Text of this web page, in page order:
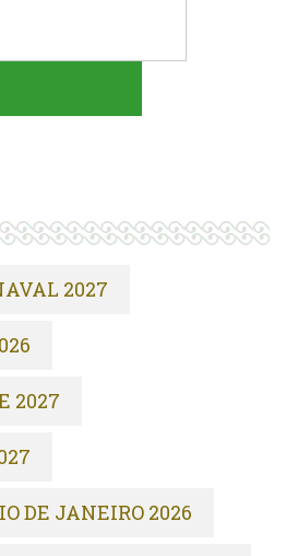
2027
2027
DE JANEIRO 2026